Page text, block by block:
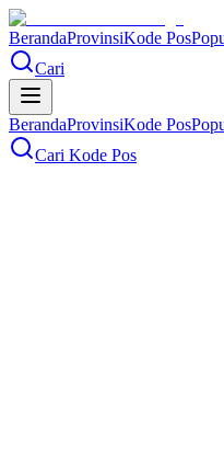
BerandaProvinsiKode Pos
Cari
BerandaProvinsiKode Pos
Cari Kode Pos